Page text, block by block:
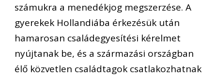
számukra a menedékjog megszerzése. A
gyerekek Hollandiába érkezésük után
hamarosan családegyesítési kérelmet
nyújtanak be, és a származási országban
élő közvetlen családtagok csatlakozhatnak